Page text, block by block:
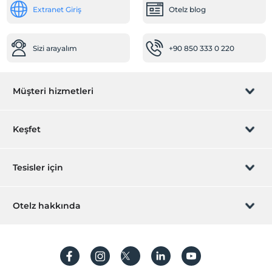
Barbekü olanağı
Bahçe
Aile odaları
Isıtma
Öne Çıkan Özellikler
Orman Manzarası
Extranet Giriş Otelz blog
Sizi arayalım +90 850 333 0 220
Müşteri hizmetleri
Rezervasyon yönet
Sıkça sorulan sorular
Keşfet
Hediye Kart
Hesap oluştur
Tesisler için
Hemen tesisinizi ekleyin
Otelz hakkında